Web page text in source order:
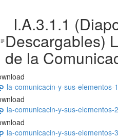
I.A.3.1.1
Descargables)
de la
la-comunicacin-y-sus-elementos-
la-comunicacin-y-sus-elementos-
la-comunicacin-y-sus-elementos-